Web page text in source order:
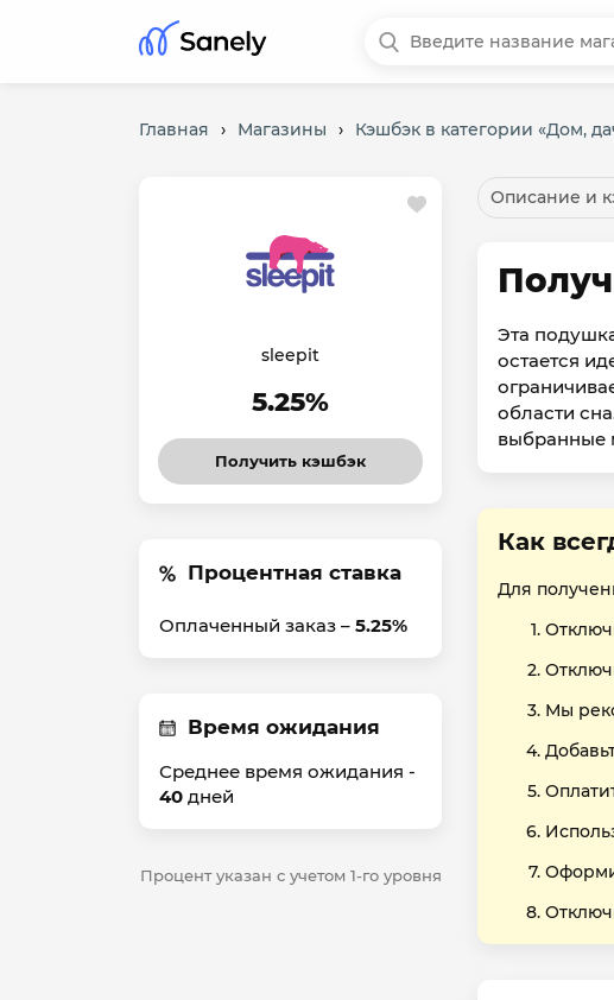
Главная › Магазины › Кэшбэк в категории «Дом,
sleepit
5.25%
Получить кэшбэк
Процентная ставка
Оплаченный заказ – 5.25%
Время ожидания
Среднее время ожидания -
40 дней
Процент указан с учетом 1-го уровня
Описание и
Эта
остается
области
выбранные
Как
Для
Мы